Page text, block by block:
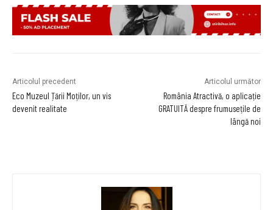
Articolul precedent
Eco Muzeul Țării Moților, un vis
devenit realitate
Articolul următor
România Atractivă, o aplicație
GRATUITĂ despre frumusețile de
lângă noi